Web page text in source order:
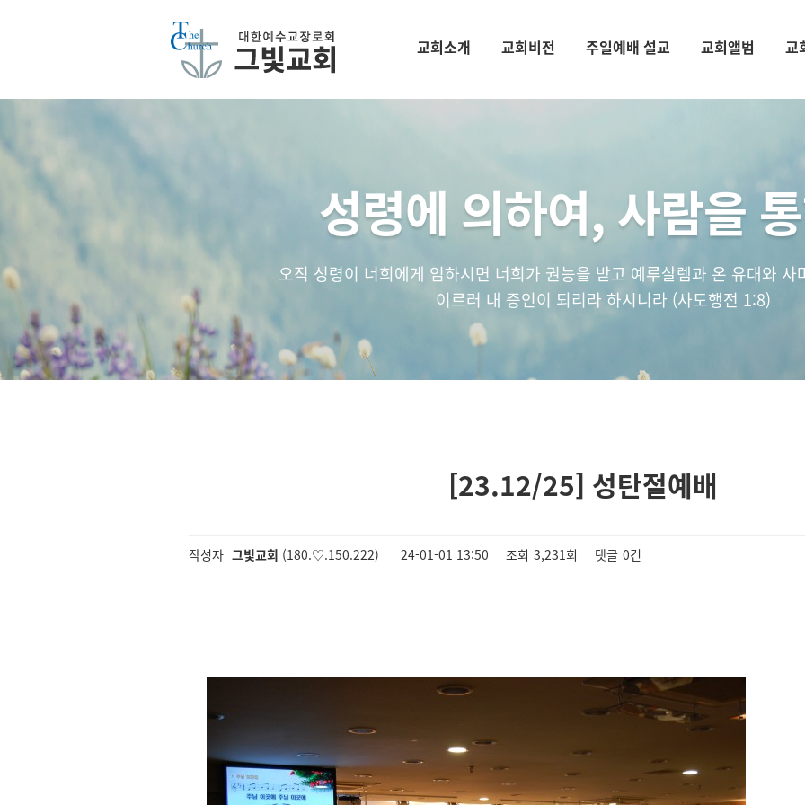
교회소개 교회비전 주일예배 설교 교회앨범 교
성령에 의하여, 사람을
오직 성령이 너희에게 임하시면 너희가 권능을 받고 예루살렘과 온 유대와 사
이르러 내 증인이 되리라 하시니라 (사도행전 1:8)
[23.12/25] 성탄절예배
작성자 그빛교회 (180.♡.150.222) 24-01-01 13:50 조회 3,231회 댓글 0건